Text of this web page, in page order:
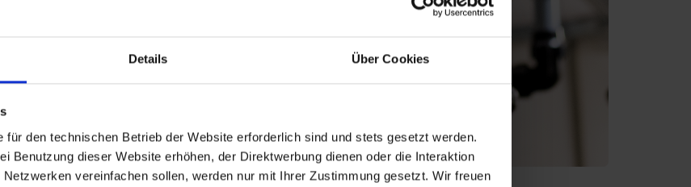
Details Über Cookies
für den technischen Betrieb der Website erforderlich sind und stets gesetzt werden.
Benutzung dieser Website erhöhen, der Direktwerbung dienen oder die Interaktion
vereinfachen sollen, werden nur mit Ihrer Zustimmung gesetzt. Wir freuen
variablen Systems